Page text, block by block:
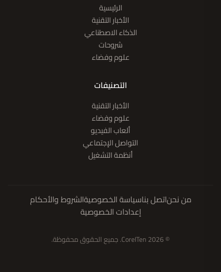
الرئيسية
الأخبار التقنية
الذكاء الاصطناعي
شروحات
علوم وفضاء
التصنيفات
الأخبار التقنية
علوم وفضاء
ألعاب الفيديو
التواصل الإجتماعي
أنظمة التشغيل
من نحناتصل بناسياسة الخصوصيةالشروط والأحكام
إعدادات الخصوصية
© 2026 CoreITen. جميع الحقوق محفوظة.